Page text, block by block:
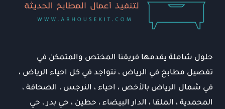
حلول شاملة يقدمها فريقنا المختص والمتمكن في
تفصيل مطابخ في الرياض ، نتواجد في كل احياء الرياض ،
في شمال الرياض بالأخص ، احياء ، النرجس ، الصحافة ،
المحمدية ، الملقا ، الدار البيضاء ، حطين ، حي بدر ، حي